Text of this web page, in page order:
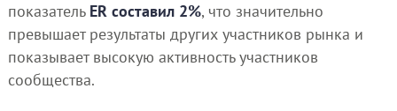
показатель ER составил 2%, что значительно
превышает результаты других участников рынка и
показывает высокую активность участников
сообщества.